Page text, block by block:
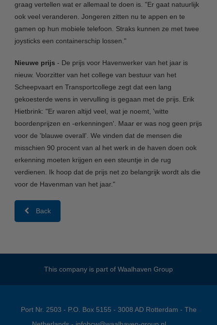
graag vertellen wat er allemaal te doen is. "Er gaat natuurlijk
ook veel veranderen. Jongeren zitten nu te appen en te
gamen op hun mobiele telefoon. Straks kunnen ze met twee
joysticks een containerschip lossen."
Nieuwe prijs - De prijs voor Havenwerker van het jaar is
nieuw. Voorzitter van het college van bestuur van het
Scheepvaart en Transportcollege zegt dat een lang
gekoesterde wens in vervulling is gegaan met de prijs. Erik
Hietbrink: "Er waren altijd veel, wat je noemt, 'witte
boordenprijzen en -erkenningen'. Maar er was nog geen prijs
voor de 'blauwe overall'. We vinden dat de mensen die
misschien 90 procent van al het werk in de haven doen ook
erkenning moeten krijgen en een steuntje in de rug
verdienen. Ik hoop dat de prijs net zo belangrijk wordt als die
voor de Havenman van het jaar."
Back
This company is part of Waalhaven Group
Port Nr. 2503 - P.O. Box 5155 - 3008 AD Rotterdam - The